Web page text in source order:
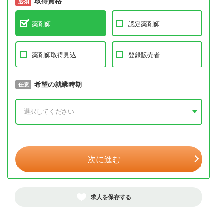
必須
薬剤師 認定薬剤師
薬剤師取得見込 登録販売者
必須 取得予定年
任意 希望の就業時期
次に進む
求人を保存する